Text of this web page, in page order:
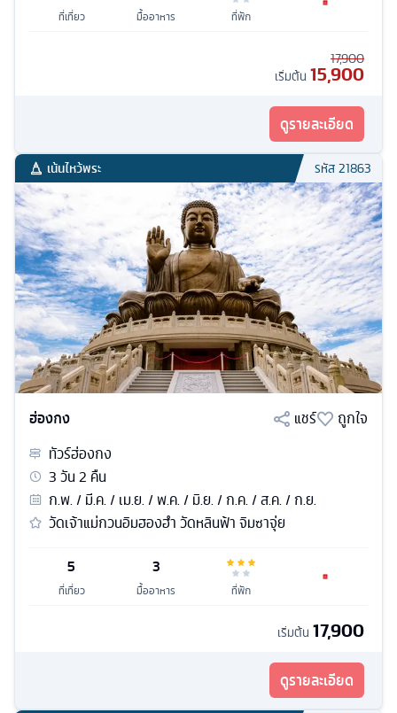
ที่เที่ยว มื้ออาหาร ที่พัก
17,900
เริ่มต้น 15,900
ดูรายละเอียด
เน้นไหว้พระ รหัส21863
ฮ่องกง แชร์
ถูกใจ
ทัวร์ฮ่องกง
3วัน2 คืน
ก.พ. / มี.ค. / เม.ย. / พ.ค. / มิ.ย. / ก.ค. / ส.ค. / ก.ย.
วัดเจ้าแม่กวนอิมฮองฮำ วัดหลินฟ้า จิมซาจุ่ย
5
ที่เที่ยว
3
มื้ออาหาร ที่พัก
เริ่มต้น 17,900
ดูรายละเอียด